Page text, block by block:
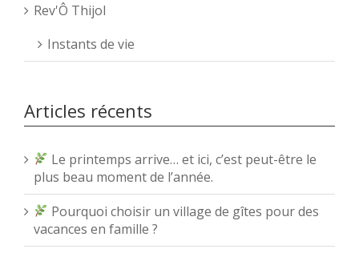
Rev'Ô Thijol
Instants de vie
Articles récents
Le printemps arrive… et ici, c’est peut-être le
plus beau moment de l’année.
Pourquoi choisir un village de gîtes pour des
vacances en famille ?